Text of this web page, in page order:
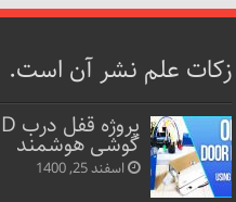
زکات علم نشر آن است.
گوشی هوشمند
اسفند 25, 1400